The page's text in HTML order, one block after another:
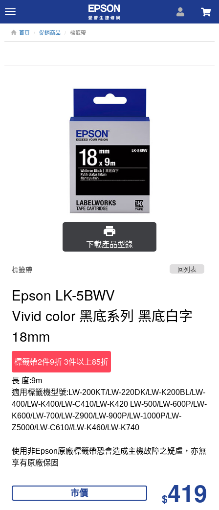
Toggle
navigation
首頁 促銷商品 標籤帶
下載產品型錄
標籤帶 回列表
Epson LK-5BWV
Vivid color 黑底系列 黑底白字
18mm
標籤帶2件9折 3件以上85折
長 度:9m
適用標籤機型號:LW-200KT/LW-220DK/LW-K200BL/LW-
400/LW-K400/LW-C410/LW-K420 LW-500/LW-600P/LW-
K600/LW-700/LW-Z900/LW-900P/LW-1000P/LW-
Z5000/LW-C610//LW-K460/LW-K740
使用非Epson原廠標籤帶恐會造成主機故障之疑慮，亦無
享有原廠保固
市價 $419